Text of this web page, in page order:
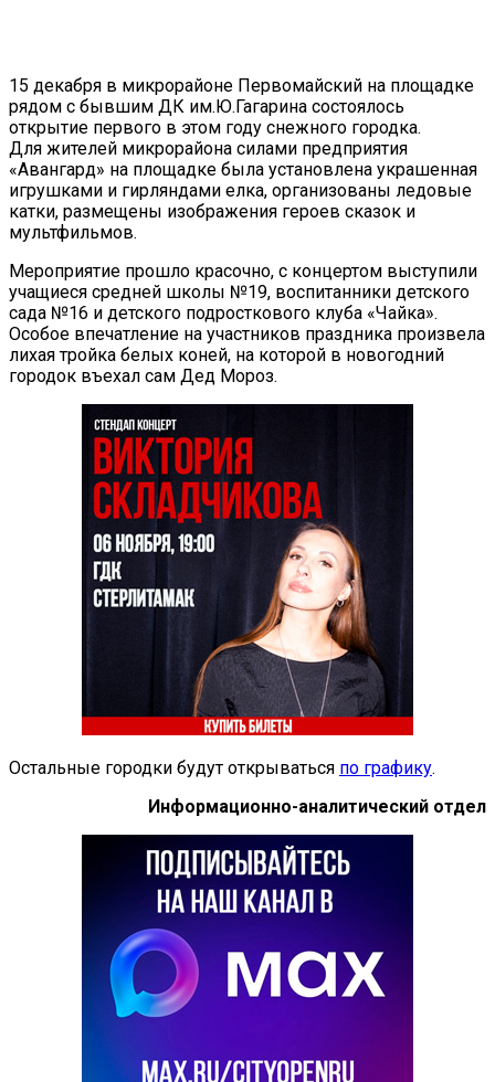
15 декабря в микрорайоне Первомайский на площадке
рядом с бывшим ДК им.Ю.Гагарина состоялось
открытие первого в этом году снежного городка.
Для жителей микрорайона силами предприятия
«Авангард» на площадке была установлена украшенная
игрушками и гирляндами елка, организованы ледовые
катки, размещены изображения героев сказок и
мультфильмов.
Мероприятие прошло красочно, с концертом выступили
учащиеся средней школы №19, воспитанники детского
сада №16 и детского подросткового клуба «Чайка».
Особое впечатление на участников праздника произвела
лихая тройка белых коней, на которой в новогодний
городок въехал сам Дед Мороз.
Остальные городки будут открываться по графику.
Информационно-аналитический отдел